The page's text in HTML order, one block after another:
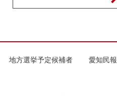
地方選挙予定候補者 愛知民報